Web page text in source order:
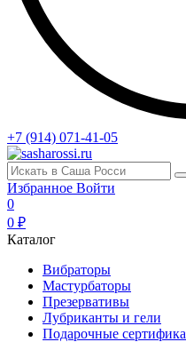
+7 (914) 071-41-05
Избранное Войти
0
0 ₽
Каталог
Вибраторы
Мастурбаторы
Презервативы
Лубриканты и гели
Подарочные